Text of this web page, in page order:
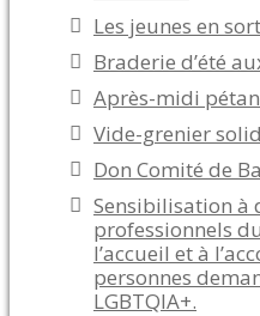
Les jeunes en
Braderie d’été
Après-midi
Vide-grenier
Don Comité de
Sensibilisation à
professionnels
l’accueil et à
personnes
LGBTQIA+.